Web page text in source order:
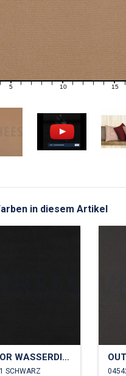
4 5 6 7 8 9 10 11 12 13 14 15
in diesem Artikel
OUTDOOR WASSERDICHT
SCHWARZ